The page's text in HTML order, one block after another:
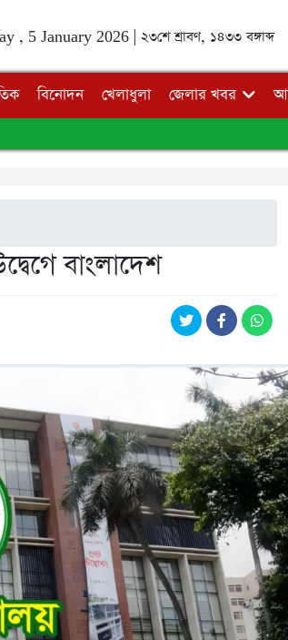
, 5 January 2026 | ২৩শে শ্রাবণ, ১৪৩৩ বঙ্গাব্দ
বিনোদন খেলাধুলা জেলার খবর
বাংলাদেশ